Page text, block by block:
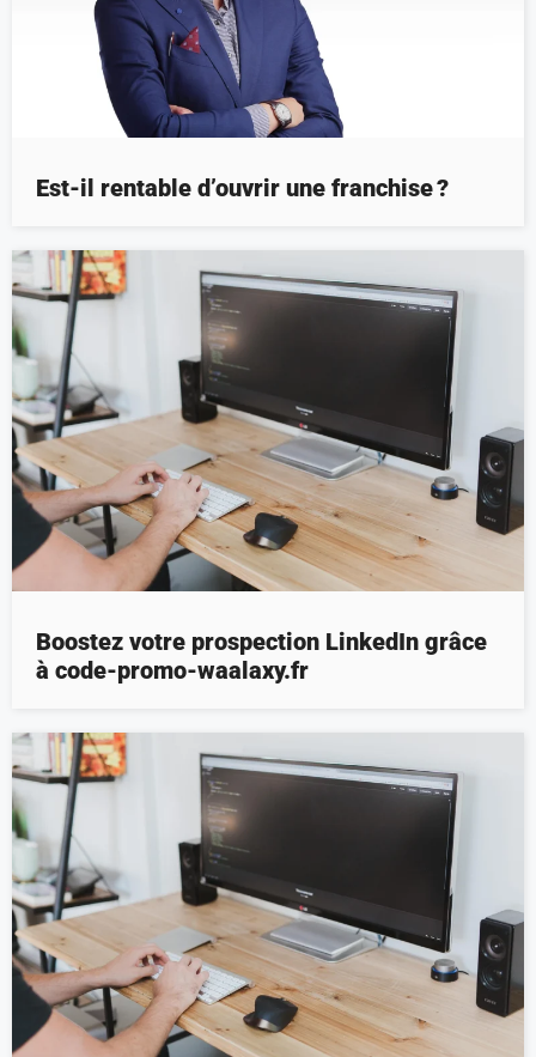
Est-il rentable d’ouvrir une franchise ?
Boostez votre prospection LinkedIn grâce
à code-promo-waalaxy.fr